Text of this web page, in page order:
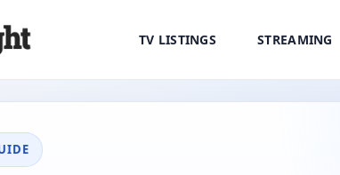
TV LISTINGS STREAMING